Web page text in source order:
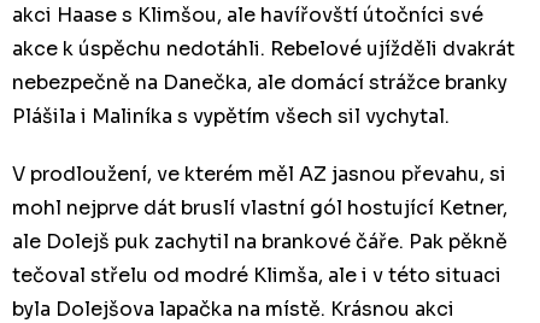
akci Haase s Klimšou, ale havířovští útočníci své
akce k úspěchu nedotáhli. Rebelové ujížděli dvakrát
nebezpečně na Danečka, ale domácí strážce branky
Plášila i Maliníka s vypětím všech sil vychytal.
V prodloužení, ve kterém měl AZ jasnou převahu, si
mohl nejprve dát bruslí vlastní gól hostující Ketner,
ale Dolejš puk zachytil na brankové čáře. Pak pěkně
tečoval střelu od modré Klimša, ale i v této situaci
byla Dolejšova lapačka na místě. Krásnou akci